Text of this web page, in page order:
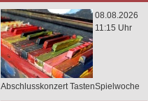
08.08.2026
11:15 Uhr
Abschlusskonzert TastenSpielwoche